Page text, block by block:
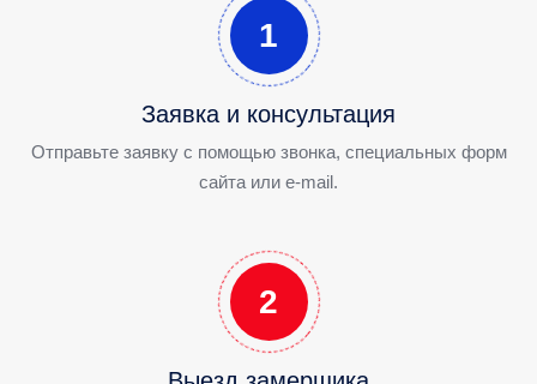
1
Заявка и консультация
Отправьте заявку с помощью звонка, специальных форм
сайта или e-mail.
2